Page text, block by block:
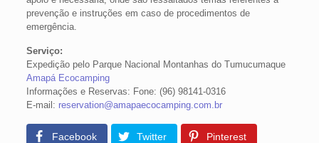
prevenção e instruções em caso de procedimentos de
emergência.
Serviço:
Expedição pelo Parque Nacional Montanhas do Tumucumaque
Amapá Ecocamping
Informações e Reservas: Fone: (96) 98141-0316
E-mail: reservation@amapaecocamping.com.br
Facebook Twitter Pinterest